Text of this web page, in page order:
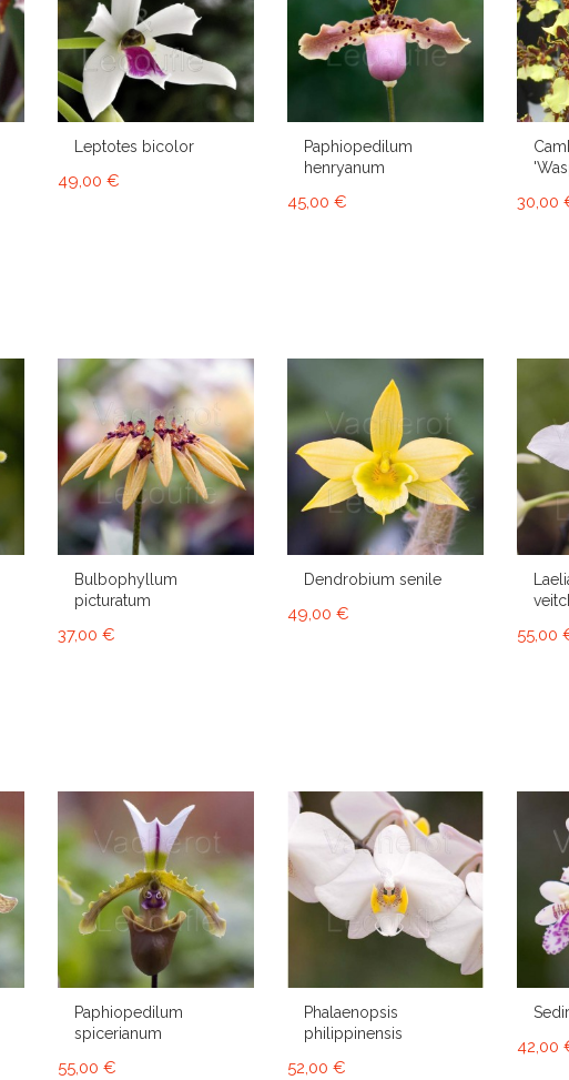
Leptotes bicolor
49,00 €
Paphiopedilum
henryanum
45,00 € 30,00
Bulbophyllum
picturatum
37,00 €
Dendrobium senile
49,00 €
55,00
Paphiopedilum
spicerianum
55,00 €
Phalaenopsis
philippinensis
52,00 €
42,00